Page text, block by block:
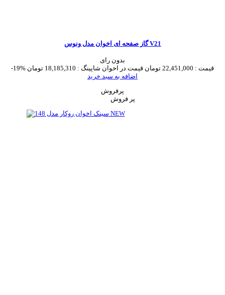
گاز صفحه ای اخوان مدل ونوس V21
بدون رای
-19%
قیمت : 22,451,000 تومان قیمت در اخوان شاپینگ : 18,185,310 تومان
اضافه به سبد خرید
پرفروش